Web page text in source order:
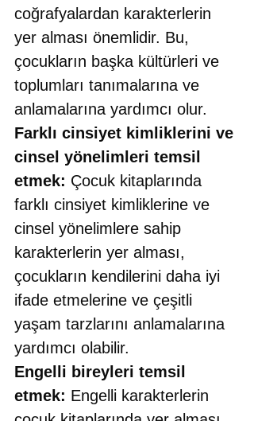
coğrafyalardan karakterlerin
yer alması önemlidir. Bu,
çocukların başka kültürleri ve
toplumları tanımalarına ve
anlamalarına yardımcı olur.
Farklı cinsiyet kimliklerini ve
cinsel yönelimleri temsil
etmek: Çocuk kitaplarında
farklı cinsiyet kimliklerine ve
cinsel yönelimlere sahip
karakterlerin yer alması,
çocukların kendilerini daha iyi
ifade etmelerine ve çeşitli
yaşam tarzlarını anlamalarına
yardımcı olabilir.
Engelli bireyleri temsil
etmek: Engelli karakterlerin